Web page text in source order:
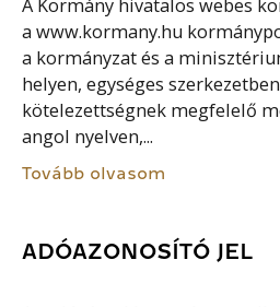
A Kormány hivatalos webes
a www.kormany.hu
a kormányzat és a
helyen, egységes
kötelezettségnek megfelelő
angol nyelven,...
Tovább olvasom
ADÓAZONOSÍTÓ JEL